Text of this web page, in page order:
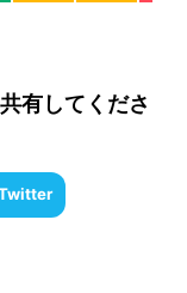
有してくださ